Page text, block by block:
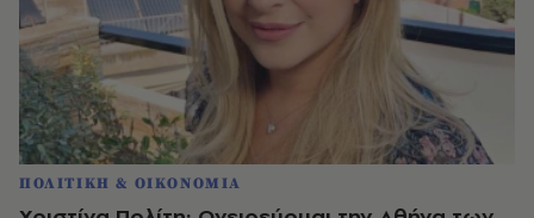
ΠΟΛΙΤΙΚΗ & ΟΙΚΟΝΟΜΙΑ